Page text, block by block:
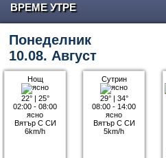
ВРЕМЕ УТРЕ
Понеделник
10.08. Август
Нощ
22°| 25°
02:00 - 08:00
ясно
Вятър С СИ
6km/h
Сутрин
29°| 34°
08:00 - 14:00
ясно
Вятър С СИ
5km/h